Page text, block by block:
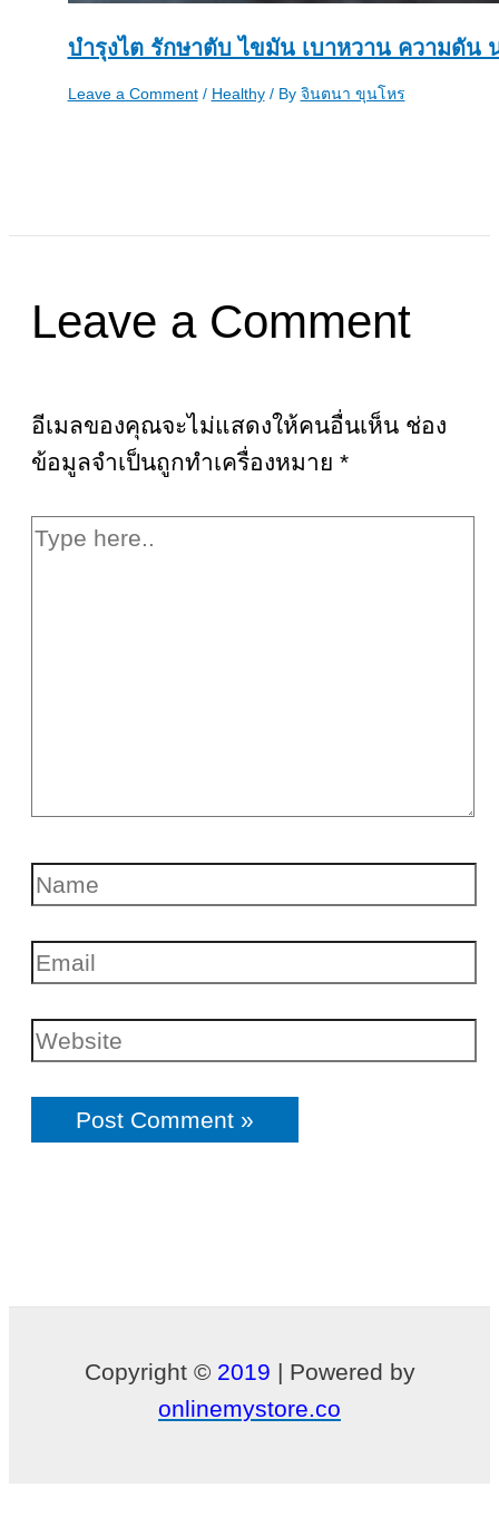
บำรุงไต รักษาตับ ไขมัน เบาหวาน ความดัน
Leave a Comment / Healthy/ By จินตนา ขุนโหร
Leave a Comment
อีเมลของคุณจะไม่แสดงให้คนอื่นเห็น ช่อง
ข้อมูลจำเป็นถูกทำเครื่องหมาย *
Type
Name
Email
Website
Copyright © 2019 | Powered by
onlinemystore.co